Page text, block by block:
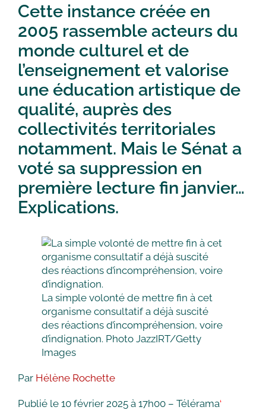
Cette instance créée en
2005 rassemble acteurs du
monde culturel et de
l’enseignement et valorise
une éducation artistique de
qualité, auprès des
collectivités territoriales
notamment. Mais le Sénat a
voté sa suppression en
première lecture fin janvier…
Explications.
La simple volonté de mettre fin à cet
organisme consultatif a déjà suscité
des réactions d’incompréhension, voire
d’indignation. Photo JazzIRT/Getty
Images
Par Hélène Rochette
Publié le 10 février 2025 à 17h00 – Télérama‘